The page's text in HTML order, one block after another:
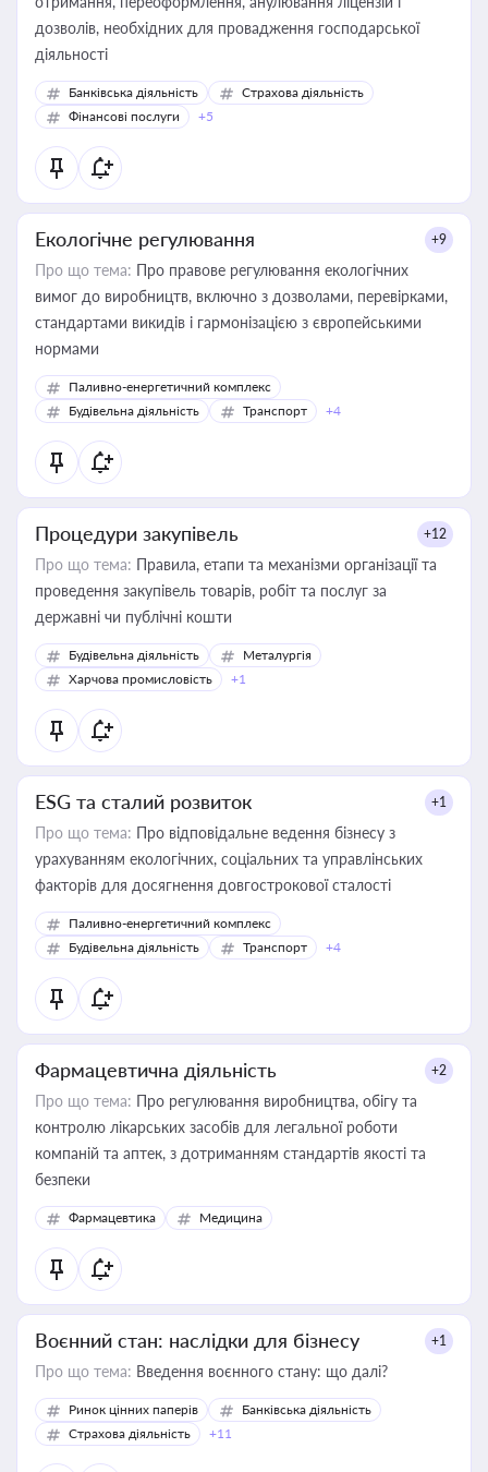
дозволів, необхідних для провадження господарської
діяльності
Банківська діяльність
Страхова діяльність
Фінансові послуги
+5
Екологічне регулювання +9
Про що тема: Про правове регулювання екологічних
вимог до виробництв, включно з дозволами, перевірками,
стандартами викидів і гармонізацією з європейськими
нормами
Паливно-енергетичний комплекс
Будівельна діяльність
Транспорт +4
Процедури закупівель +12
Про що тема: Правила, етапи та механізми організації та
проведення закупівель товарів, робіт та послуг за
державні чи публічні кошти
Будівельна діяльність
Металургія
Харчова промисловість
+1
ESG та сталий розвиток +1
Про що тема: Про відповідальне ведення бізнесу з
урахуванням екологічних, соціальних та управлінських
факторів для досягнення довгострокової сталості
Паливно-енергетичний комплекс
Будівельна діяльність
Транспорт +4
Фармацевтична діяльність +2
Про що тема: Про регулювання виробництва, обігу та
контролю лікарських засобів для легальної роботи
компаній та аптек, з дотриманням стандартів якості та
безпеки
Фармацевтика Медицина
Воєнний стан: наслідки для бізнесу +1
Про що тема: Введення воєнного стану: що далі?
Ринок цінних паперів
Банківська діяльність
Страхова діяльність
+11